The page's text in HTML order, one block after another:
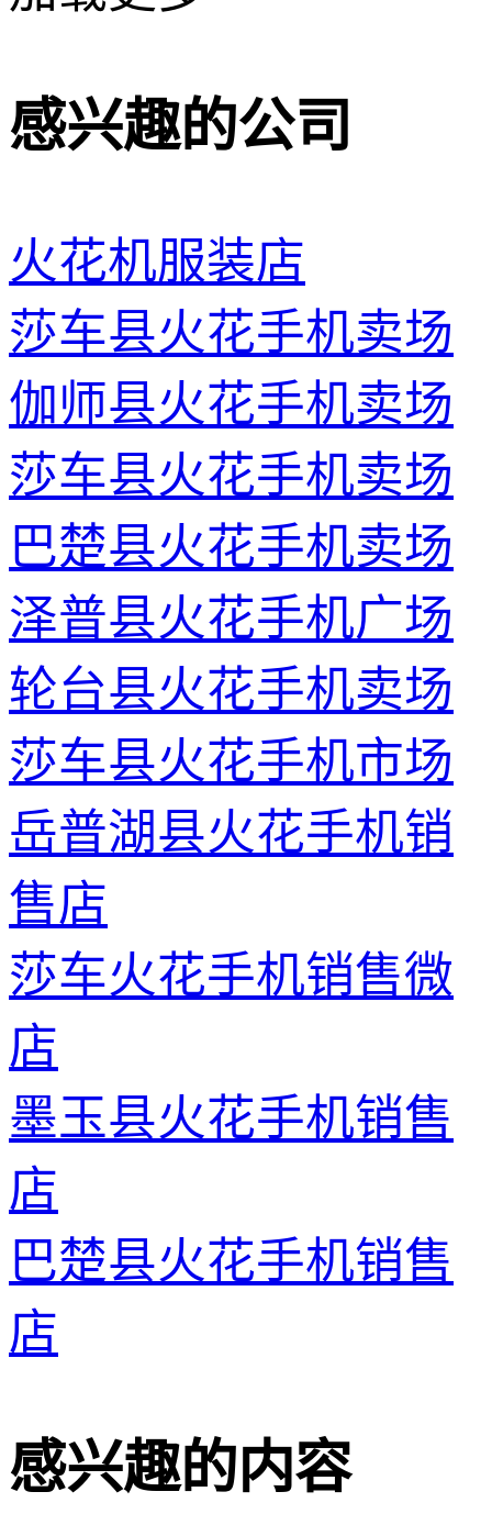
感兴趣的公司
火花机服装店
莎车县火花手机卖场
伽师县火花手机卖场
莎车县火花手机卖场
巴楚县火花手机卖场
泽普县火花手机广场
轮台县火花手机卖场
莎车县火花手机市场
岳普湖县火花手机销
售店
莎车火花手机销售微
店
墨玉县火花手机销售
店
巴楚县火花手机销售
店
感兴趣的内容